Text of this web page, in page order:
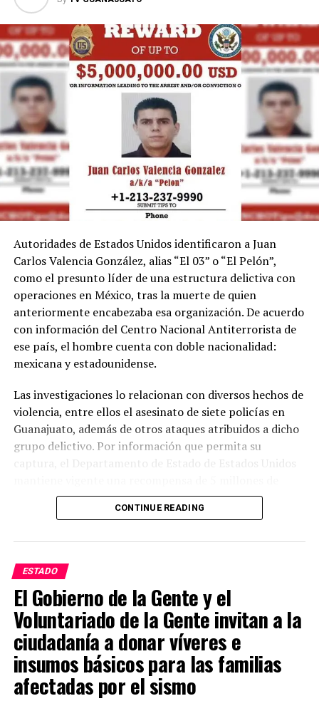
las canchas.
Autoridades de Estados Unidos identificaron a Juan
Carlos Valencia González, alias “El 03” o “El Pelón”,
como el presunto líder de una estructura delictiva con
operaciones en México, tras la muerte de quien
anteriormente encabezaba esa organización. De acuerdo
con información del Centro Nacional Antiterrorista de
ese país, el hombre cuenta con doble nacionalidad:
mexicana y estadounidense.
Las investigaciones lo relacionan con diversos hechos de
violencia, entre ellos el asesinato de siete policías en
Guanajuato, además de otros ataques atribuidos a dicho
grupo delictivo. Por información que permita su
captura, el Departamento de Estado de Estados Unidos
delictivo mantiene presencia en varios estados del país y
lo consideran uno de los principales generadores de
violencia. Mientras tanto, las investigaciones continúan
y las autoridades mexicanas y estadounidenses
mantienen la búsqueda de Juan Carlos Valencia
González para que responda ante la justicia por los
delitos que se le atribuyen.
CONTINUE READING
ESTADO
El Gobierno de la Gente y el
Voluntariado de la Gente invitan a la
ciudadanía a donar víveres e
insumos básicos para las familias
afectadas por el sismo